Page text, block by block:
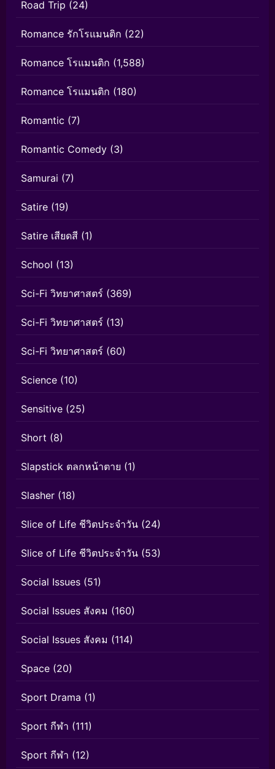
Road Trip (24)
Romance รักโรแมนติก (22)
Romance โรแมนติก (1,588)
Romance โรแมนติก (180)
Romantic (7)
Romantic Comedy (3)
Samurai (7)
Satire (19)
Satire เสียดสี (1)
School (13)
Sci-Fi วิทยาศาสตร์ (369)
Sci-Fi วิทยาศาสตร์ (13)
Sci-Fi วิทยาศาสตร์ (60)
Science (10)
Sensitive (25)
Short (8)
Slapstick ตลกหน้าตาย (1)
Slasher (18)
Slice of Life ชีวิตประจำวัน (24)
Slice of Life ชีวิตประจำวัน (53)
Social Issues (51)
Social Issues สังคม (160)
Social Issues สังคม (114)
Space (20)
Sport Drama (1)
Sport กีฬา (111)
Sport กีฬา (12)